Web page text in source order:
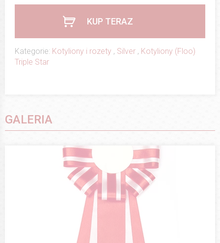
KUP TERAZ
Kategorie: Kotyliony i rozety , Silver , Kotyliony (Floo)
Triple Star
GALERIA